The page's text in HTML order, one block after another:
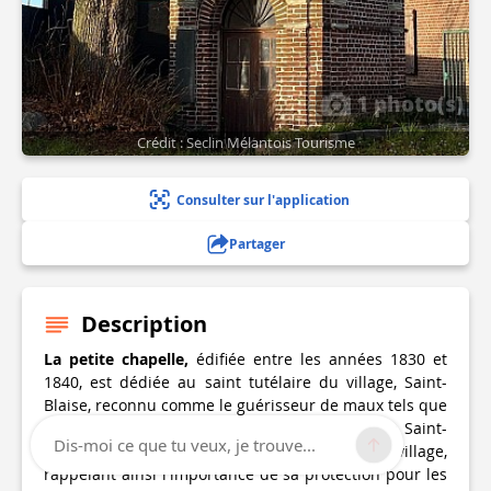
1 photo(s)
Crédit : Seclin Mélantois Tourisme
Consulter sur l'application
Partager
Description
La petite chapelle, édifiée entre les années 1830 et
1840, est dédiée au saint tutélaire du village, Saint-
Blaise, reconnu comme le guérisseur de maux tels que
les maux de gorge ou le croup. Une statue de Saint-
Blaise est vénérée dans l'église paroissiale du village,
rappelant ainsi l'importance de sa protection pour les
Dis-moi ce que tu veux, je trouve...